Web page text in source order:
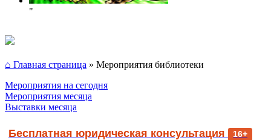
"
⌂ Главная страница » Мероприятия библиотеки
Мероприятия на сегодня
Мероприятия месяца
Выставки месяца
Бесплатная юридическая консультация 16+